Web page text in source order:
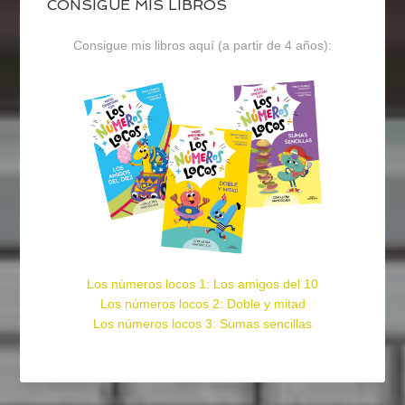
CONSIGUE MIS LIBROS
Consigue mis libros aquí (a partir de 4 años):
Los números locos 1: Los amigos del 10
Los números locos 2: Doble y mitad
Los números locos 3: Sumas sencillas